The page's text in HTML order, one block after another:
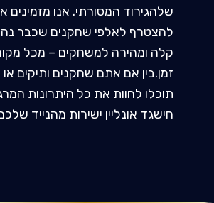
שלהגירוד המסורתי. אנו מזמינים
להצטרף לאלפי שחקנים שכבר
קלה ומהירה למשחקים – מכל
זמן.בין אם אתם שחקנים ותיקים
תוכלו לחוות את כל היתרונות
חישגד אונליין ישירות מהנייד